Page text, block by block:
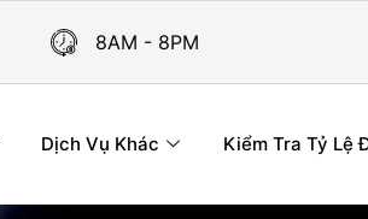
8AM - 8PM
Dịch Vụ Khác Kiểm Tra Tỷ Lệ